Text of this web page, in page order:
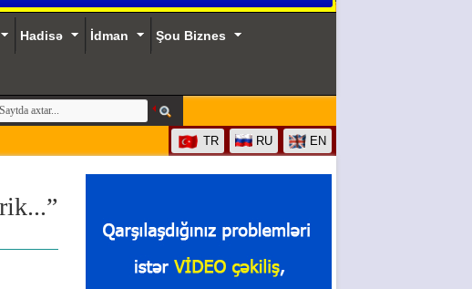
Hadisə İdman Şou Biznes
TR RU EN